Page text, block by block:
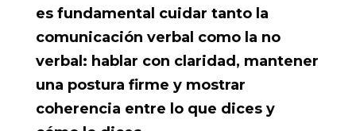
es fundamental cuidar tanto la
comunicación verbal como la no
verbal: hablar con claridad, mantener
una postura firme y mostrar
coherencia entre lo que dices y